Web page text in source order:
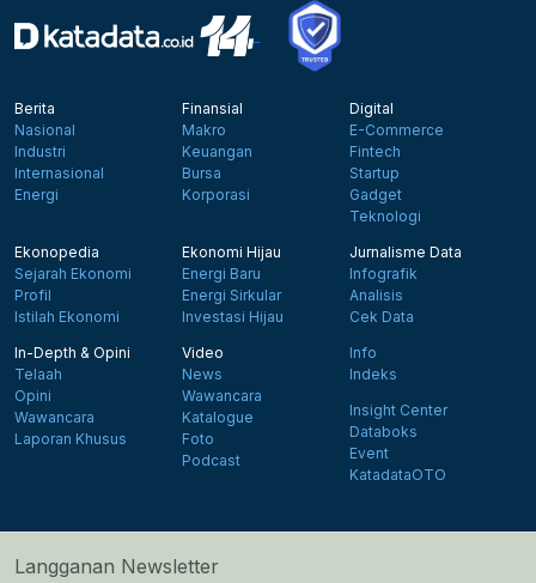
Berita
Nasional
Industri
Internasional
Energi
Finansial
Makro
Keuangan
Bursa
Korporasi
Digital
E-Commerce
Fintech
Startup
Gadget
Teknologi
Ekonopedia
Sejarah Ekonomi
Profil
Istilah Ekonomi
Ekonomi Hijau
Energi Baru
Energi Sirkular
Investasi Hijau
Jurnalisme Data
Infografik
Analisis
Cek Data
In-Depth & Opini
Telaah
Opini
Wawancara
Laporan Khusus
Video
News
Wawancara
Katalogue
Foto
Podcast
Info
Indeks
Insight Center
Databoks
Event
KatadataOTO
Langganan Newsletter